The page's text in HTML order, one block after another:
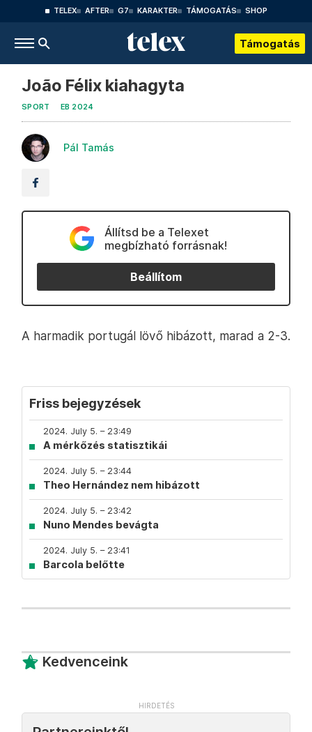
TELEX AFTER G7 KARAKTER TÁMOGATÁS SHOP
Támogatás
João Félix kiahagyta
SPORT EB 2024
Pál Tamás
Állítsd be a Telexet
megbízható forrásnak!
Beállítom
A harmadik portugál lövő hibázott, marad a 2-3.
Friss bejegyzések
2024. July 5. – 23:49
A mérkőzés statisztikái
2024. July 5. – 23:44
Theo Hernández nem hibázott
2024. July 5. – 23:42
Nuno Mendes bevágta
2024. July 5. – 23:41
Barcola belőtte
Kedvenceink